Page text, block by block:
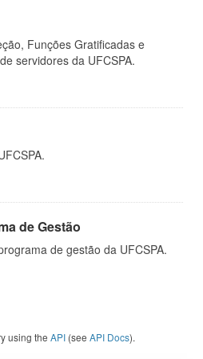
Funções Gratificadas e
servidores da UFCSPA.
de Gestão
de gestão da UFCSPA.
using the API (see API Docs).